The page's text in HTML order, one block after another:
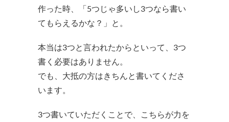
作った時、「5つじゃ多いし3つなら書い
てもらえるかな？」と。
本当は3つと言われたからといって、3つ
書く必要はありません。
でも、大抵の方はきちんと書いてくださ
います。
3つ書いていただくことで、こちらが力を